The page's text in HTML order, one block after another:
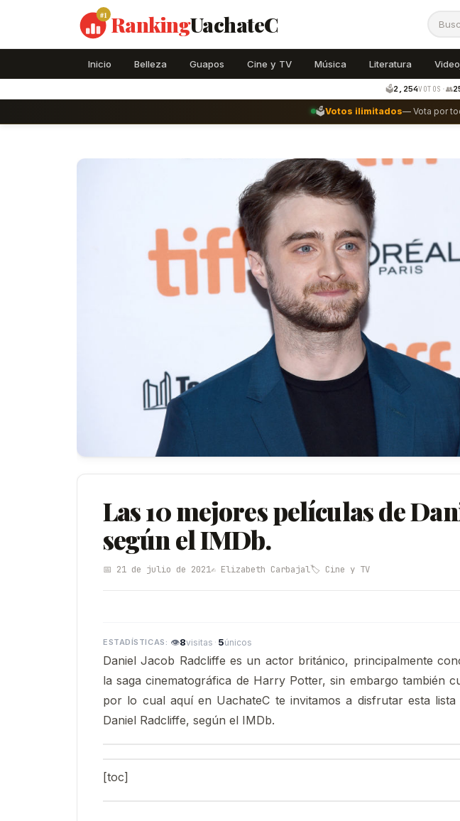
#1 RankingUachateC
Inicio Belleza Guapos Cine y TV Música Literatura
🗳️2,254VOTOS ·👥
🗳️Votos ilimitados— Vota por
Las 10 mejores películas de
según el IMDb.
📅 21 de julio de 2021✍️ Elizabeth Carbajal🏷️ Cine y TV
👁8visitas · 5únicos
Daniel Jacob Radcliffe es un actor británico, principalmente
la saga cinematográfica de Harry Potter, sin embargo también
por lo cual aquí en UachateC te invitamos a disfrutar esta
Daniel Radcliffe, según el IMDb.
[toc]